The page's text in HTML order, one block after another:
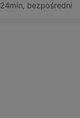
24min, bezpośredni